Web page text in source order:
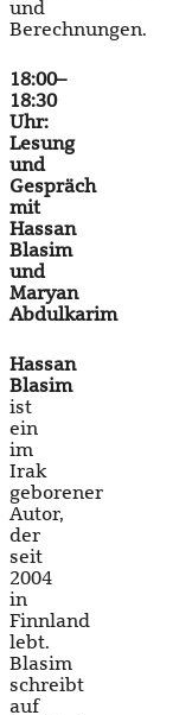
und
Berechnungen.
18:00–
18:30
Uhr:
Lesung
und
Gespräch
mit
Hassan
Blasim
und
Maryan
Abdulkarim
Hassan
Blasim
ist
ein
im
Irak
geborener
Autor,
der
seit
2004
in
Finnland
lebt.
Blasim
schreibt
auf